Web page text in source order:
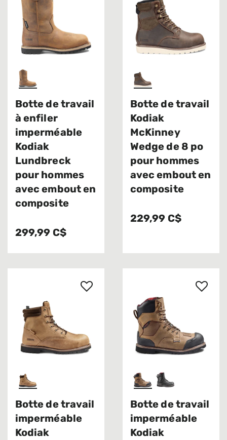
Botte de travail
à enfiler
imperméable
Kodiak
Lundbreck
pour hommes
avec embout en
composite
299,99 C$
Botte de travail
Kodiak
McKinney
Wedge de 8 po
pour hommes
avec embout en
composite
229,99 C$
Botte de travail
imperméable
Kodiak
Botte de travail
imperméable
Kodiak